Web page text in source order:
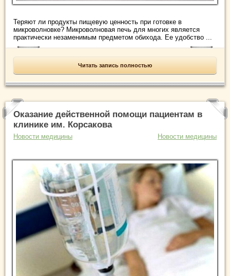
Теряют ли продукты пищевую ценность при готовке в
микроволновке? Микроволновая печь для многих является
практически незаменимым предметом обихода. Ее удобство ...
Читать запись полностью
Оказание действенной помощи пациентам в
клинике им. Корсакова
Новости медицины Новости медицины